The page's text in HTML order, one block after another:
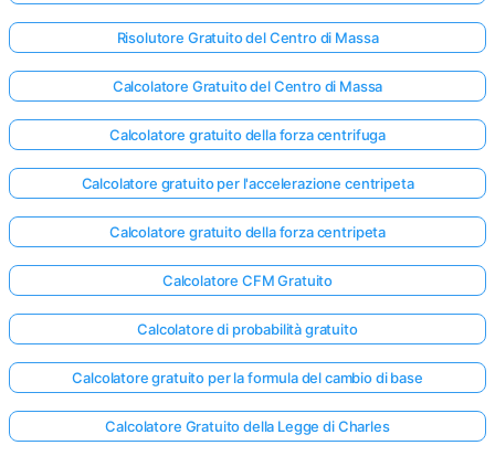
Risolutore Gratuito del Centro di Massa
Calcolatore Gratuito del Centro di Massa
Calcolatore gratuito della forza centrifuga
Calcolatore gratuito per l'accelerazione centripeta
Calcolatore gratuito della forza centripeta
Calcolatore CFM Gratuito
Calcolatore di probabilità gratuito
Calcolatore gratuito per la formula del cambio di base
Calcolatore Gratuito della Legge di Charles